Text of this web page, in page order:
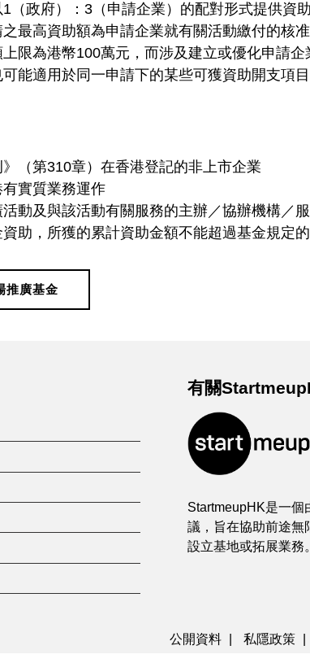
（政府）：3（申請企業）的配對形式提供資助
最高資助額為申請企業就有關活動繳付的核
限為港幣100萬元，而涉及建立或優化申請
能適用於同一申請下的某些可獲資助開支項目
（第310章）在香港登記的非上市企業
實質業務運作
動及與該活動有關服務的主辦／協辦機構／
助，所獲的累計資助金額不能超過基金規定
推廣基金
有關
StartmeupHK是一個
議，旨在協助前途無
設立基地或拓展業務。
公開資料 | 私隱政策 |